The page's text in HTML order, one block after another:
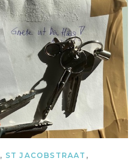
, ST JACOBSTRAAT ,